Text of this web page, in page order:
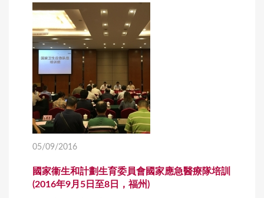
05/09/2016
國家衞生和計劃生育委員會國家應急醫療隊培訓
(2016年9月5日至8日，福州)